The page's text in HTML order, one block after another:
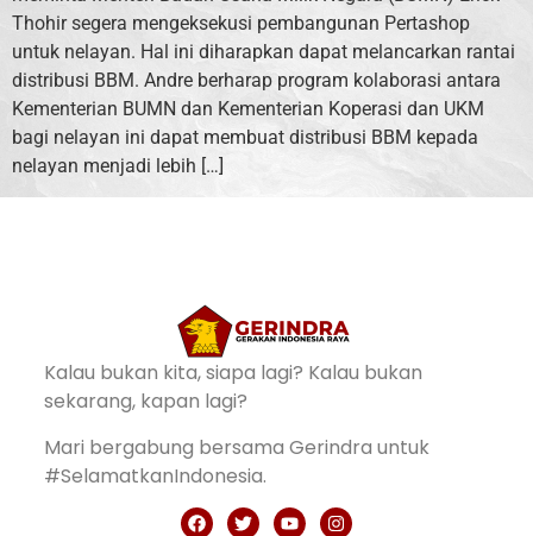
Thohir segera mengeksekusi pembangunan Pertashop
untuk nelayan. Hal ini diharapkan dapat melancarkan rantai
distribusi BBM. Andre berharap program kolaborasi antara
Kementerian BUMN dan Kementerian Koperasi dan UKM
bagi nelayan ini dapat membuat distribusi BBM kepada
nelayan menjadi lebih […]
Kalau bukan kita, siapa lagi? Kalau bukan
sekarang, kapan lagi?
Mari bergabung bersama Gerindra untuk
#SelamatkanIndonesia.